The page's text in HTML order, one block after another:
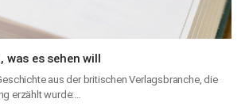
was es sehen will
aus der britischen Verlagsbranche, die
erzählt wurde:…